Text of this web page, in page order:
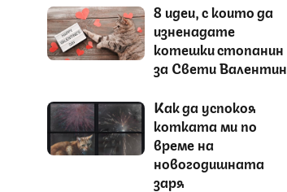
8 идеи, с които да
изненадате
котешки стопанин
за Свети Валентин
Как да успокоя
котката ми по
време на
новогодишната
заря